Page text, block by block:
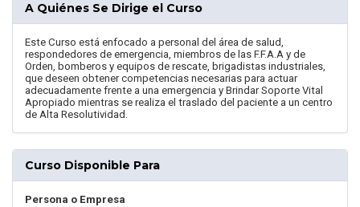
A Quiénes Se Dirige el Curso
Este Curso está enfocado a personal del área de salud,
respondedores de emergencia, miembros de las F.F.A.A y de
Orden, bomberos y equipos de rescate, brigadistas industriales,
que deseen obtener competencias necesarias para actuar
adecuadamente frente a una emergencia y Brindar Soporte Vital
Apropiado mientras se realiza el traslado del paciente a un centro
de Alta Resolutividad.
Curso Disponible Para
Persona o Empresa